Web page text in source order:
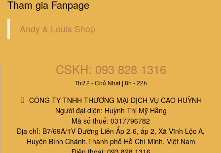
Tham gia Fanpage
Andy & Louis Shop
CSKH: 093 828 1316
Thứ 2 - Chủ Nhật | 8h - 22h
CÔNG TY TNHH THƯƠNG MẠI DỊCH VỤ CAO HUỲNH
Người đại diện: Huỳnh Thị Mỹ Hằng
Mã số thuế: 0317796782
Địa chỉ: B7/69A/1V Đường Liên Ấp 2-6, ấp 2, Xã Vĩnh Lộc A,
Huyện Bình Chánh,Thành phố Hồ Chí Minh, Việt Nam